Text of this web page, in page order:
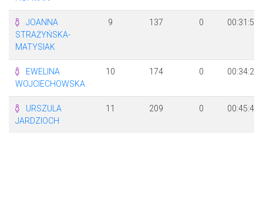
JOANNA
STRAŻYŃSKA-
MATYSIAK
9 137 0 00:31:52
EWELINA
WOJCIECHOWSKA
10 174 0 00:34:25
URSZULA
JARDZIOCH
11 209 0 00:45:44